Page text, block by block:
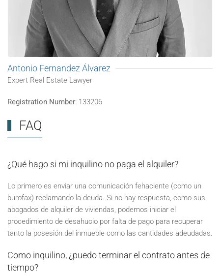
Antonio Fernandez Álvarez
Expert Real Estate Lawyer
Registration Number: 133206
FAQ
¿Qué hago si mi inquilino no paga el alquiler?
Lo primero es enviar una comunicación fehaciente (como un
burofax) reclamando la deuda. Si no hay respuesta, como sus
abogados de alquiler de viviendas, podemos iniciar el
procedimiento de desahucio por falta de pago para recuperar
tanto la posesión del inmueble como las cantidades adeudadas.
Como inquilino, ¿puedo terminar el contrato antes de
tiempo?